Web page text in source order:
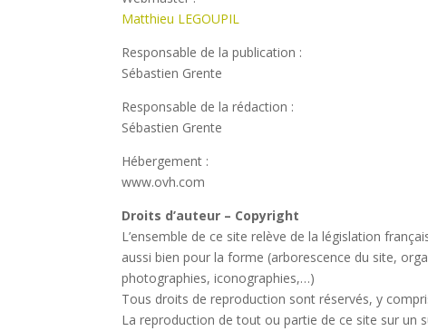
Matthieu LEGOUPIL
Responsable de la publication :
Sébastien Grente
Responsable de la rédaction :
Sébastien Grente
Hébergement :
www.ovh.com
Droits d’auteur – Copyright
L’ensemble de ce site relève de la législation
aussi bien pour la forme (arborescence du site,
photographies, iconographies,…)
Tous droits de reproduction sont réservés, y
La reproduction de tout ou partie de ce site sur un